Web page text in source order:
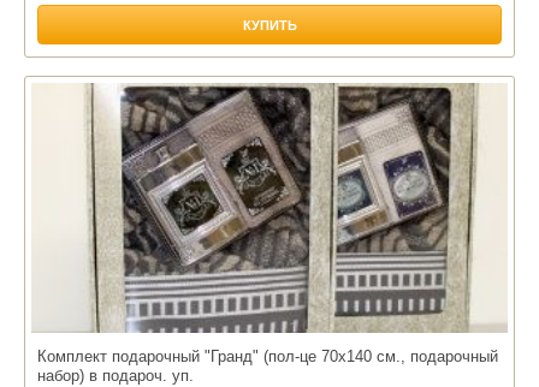
КУПИТЬ
Комплект подарочный "Гранд" (пол-це 70х140 см., подарочный
набор) в подароч. уп.